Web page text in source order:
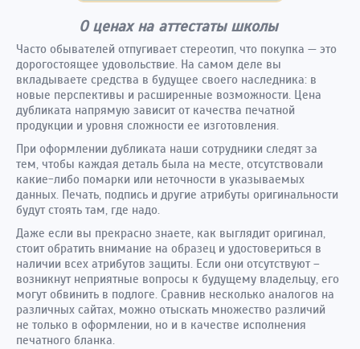
О ценах на аттестаты школы
Часто обывателей отпугивает стереотип, что покупка — это
дорогостоящее удовольствие. На самом деле вы
вкладываете средства в будущее своего наследника: в
новые перспективы и расширенные возможности. Цена
дубликата напрямую зависит от качества печатной
продукции и уровня сложности ее изготовления.
При оформлении дубликата наши сотрудники следят за
тем, чтобы каждая деталь была на месте, отсутствовали
какие-либо помарки или неточности в указываемых
данных. Печать, подпись и другие атрибуты оригинальности
будут стоять там, где надо.
Даже если вы прекрасно знаете, как выглядит оригинал,
стоит обратить внимание на образец и удостовериться в
наличии всех атрибутов защиты. Если они отсутствуют –
возникнут неприятные вопросы к будущему владельцу, его
могут обвинить в подлоге. Сравнив несколько аналогов на
различных сайтах, можно отыскать множество различий
не только в оформлении, но и в качестве исполнения
печатного бланка.